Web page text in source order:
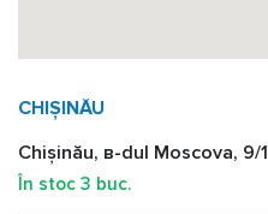
CHIȘINĂU
Chișinău, в-dul Moscova, 9/1
În stoc 3 buc.